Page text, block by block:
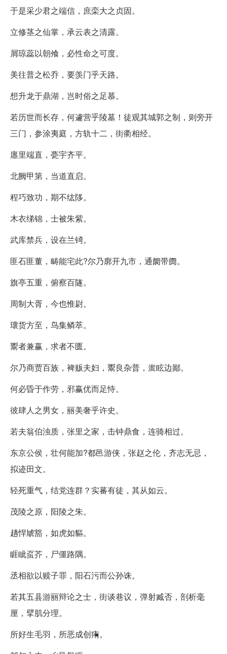
于是采少君之端信，庶栾大之贞固。
立修茎之仙掌，承云表之清露。
屑琼蕊以朝飧，必性命之可度。
美往普之松乔，要羡门乎天路。
想升龙于鼎湖，岂时俗之足慕。
若历世而长存，何遽营乎陵墓！徒观其城郭之制，则旁开
三门，参涂夷庭，方轨十二，街衢相经。
廛里端直，甍宇齐平。
北阙甲第，当道直启。
程巧致功，期不纮陊。
木衣绨锦，士被朱紫。
武库禁兵，设在兰锜。
匪石匪董，畴能宅此?尔乃廓开九市，通阛带阓。
旗亭五重，俯察百隧。
周制大胥，今也惟尉。
瓌货方至，鸟集鳞萃。
鬻者兼赢，求者不匮。
尔乃商贾百族，裨贩夫妇，鬻良杂普，蚩眩边鄙。
何必昏于作劳，邪赢优而足恃。
彼肆人之男女，丽美奢乎许史。
若夫翁伯浊质，张里之家，击钟鼎食，连骑相过。
东京公侯，壮何能加?都邑游侠，张赵之伦，齐志无忌，
拟迹田文。
轻死重气，结党连群？实蕃有徒，其从如云。
茂陵之原，阳陵之朱。
趫悍虓豁，如虎如貙。
睚眦虿芥，尸僵路隅。
丞相欲以赎子罪，阳石污而公孙诛。
若其五县游丽辩论之士，街谈巷议，弹射臧否，剖析毫
厘，擘肌分理。
所好生毛羽，所恶成创痏。